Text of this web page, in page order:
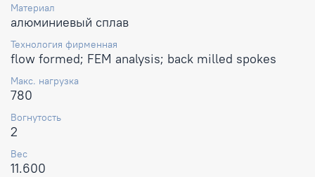
Материал
алюминиевый сплав
Технология фирменная
flow formed; FEM analysis; back milled spokes
Макс. нагрузка
780
Вогнутость
2
Вес
11.600